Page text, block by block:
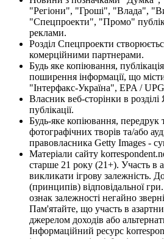
"Регіони", "Гроші", "Влада",
"Спецпроекти", "Промо"
реклами.
Розділ Спецпроекти
комерційними партнерами.
Будь яке копіювання,
поширення інформації, що
"Інтерфакс-Україна", EPA /
Власник веб-сторінки в
публікації.
Будь-яке копіювання, передрук
фотографічних творів та/або
правовласника Getty Images -
Матеріали сайту
старше 21 року (21+). Участь в
викликати ігрову залежність.
(принципів) відповідальної
ознак залежності негайно
Пам'ятайте, що участь в
джерелом доходів або
Інформаційний ресурс